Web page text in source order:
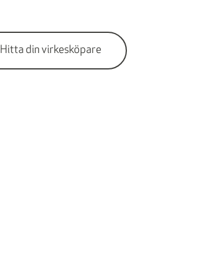
Hitta din virkesköpare